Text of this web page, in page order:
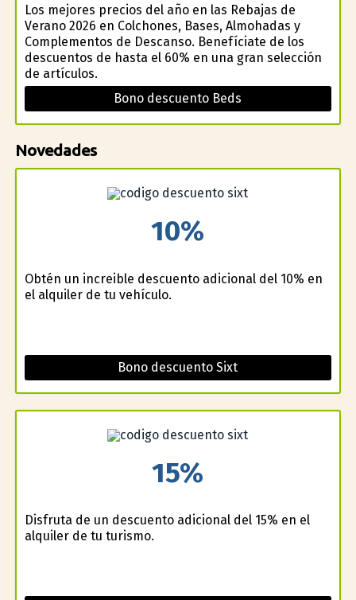
Los mejores precios del año en las Rebajas de
Verano 2026 en Colchones, Bases, Almohadas y
Complementos de Descanso. Benefíciate de los
descuentos de hasta el 60% en una gran selección
de artículos.
Bono descuento Beds
Novedades
10%
Obtén un increible descuento adicional del 10% en
el alquiler de tu vehículo.
Bono descuento Sixt
15%
Disfruta de un descuento adicional del 15% en el
alquiler de tu turismo.